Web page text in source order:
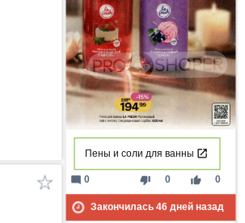
Пены и соли для ванны
thumb_down 0 thumb_up 0
mode_comment 0
Закончилась 46дней назад